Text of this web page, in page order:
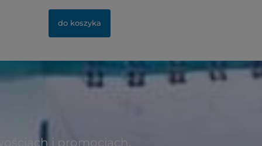
do koszyka
i promocjach.